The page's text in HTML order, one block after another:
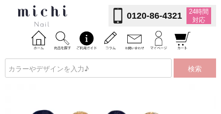
0120-86-4321
24時間
対応
検索